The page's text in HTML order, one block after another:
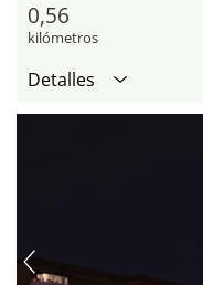
0,56
kilómetros
Detalles